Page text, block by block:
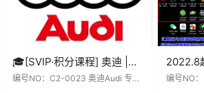
🎓[SVIP·积分课程] 奥迪 |
Audi ODIS专检系统诊断系
编号NO：C2-0023 奥迪Audi 专检
2022.8
线 查询
编号NO